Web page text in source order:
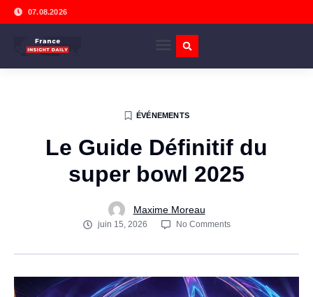
07.08.2026
ÉVÉNEMENTS
Le Guide Définitif du
super bowl 2025
Maxime Moreau
juin 15, 2026 No Comments